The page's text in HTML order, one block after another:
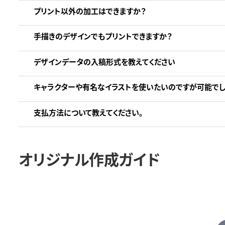
プリント以外の加工はできますか？
手描きのデザインでもプリントできますか？
デザインデータの入稿形式を教えてください
キャラクターや有名なイラストを使いたいのですが可能でし
支払方法について教えてください。
オリジナル作成ガイド